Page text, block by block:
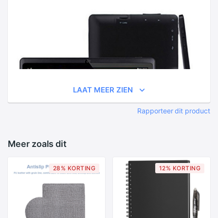
LAAT MEER ZIEN
Rapporteer dit product
Meer zoals dit
28% KORTING 12% KORTING